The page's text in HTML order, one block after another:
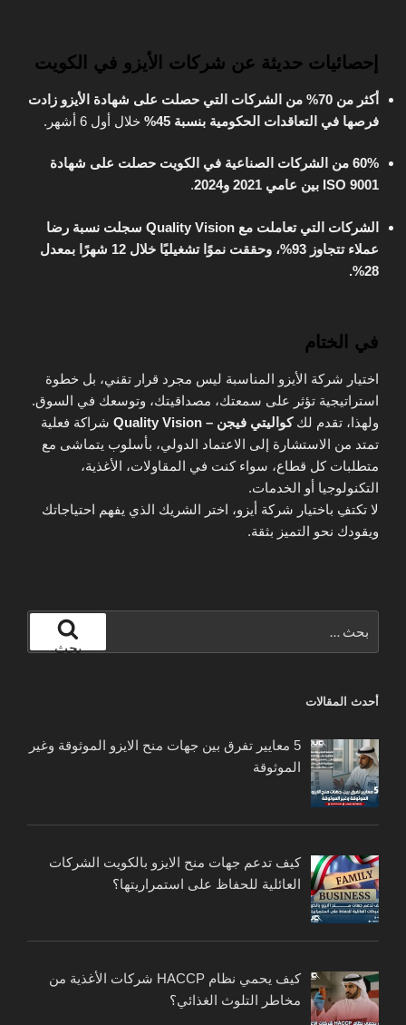
إحصائيات حديثة عن شركات الأيزو في الكويت
أكثر من 70% من الشركات التي حصلت على شهادة الأيزو زادت
فرصها في التعاقدات الحكومية بنسبة 45%
خلال أول 6 أشهر.
60% من الشركات الصناعية في الكويت حصلت على شهادة
ISO 9001 بين عامي 2021 و2024
.
الشركات التي تعاملت مع Quality Vision سجلت نسبة رضا
عملاء تتجاوز 93%، وحققت نموًا تشغيليًا خلال 12 شهرًا بمعدل
28%.
في الختام
اختيار شركة الأيزو المناسبة ليس مجرد قرار تقني، بل خطوة
استراتيجية تؤثر على سمعتك، مصداقيتك، وتوسعك في السوق.
ولهذا، تقدم لككواليتي فيجن – Quality Vision
شراكة فعلية
تمتد من الاستشارة إلى الاعتماد الدولي، بأسلوب يتماشى مع
متطلبات كل قطاع، سواء كنت في المقاولات، الأغذية،
التكنولوجيا أو الخدمات.
لا تكتفِ باختيار شركة أيزو، اختر الشريك الذي يفهم احتياجاتك
ويقودك نحو التميز بثقة.
عن:
بحث
أحدث المقالات
5 معايير تفرق بين جهات منح الايزو الموثوقة وغير
الموثوقة
كيف تدعم جهات منح الايزو بالكويت الشركات
العائلية للحفاظ على استمراريتها؟
كيف يحمي نظام HACCP شركات الأغذية من
مخاطر التلوث الغذائي؟